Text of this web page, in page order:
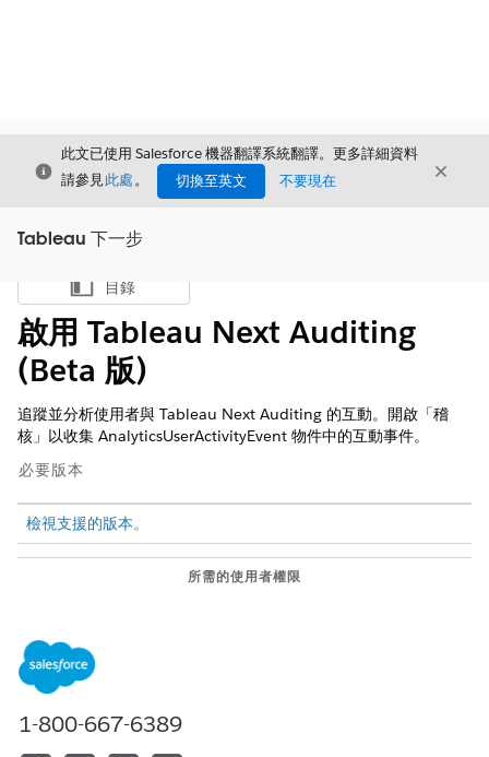
結束
此文已使用 Salesforce 機器翻譯系統翻譯。更多詳細資料
請參見此處。 切換至英文 不要現在 結束
Tableau 下一步
顯示目錄
目錄
啟用 Tableau Next Auditing
(Beta 版)
追蹤並分析使用者與 Tableau Next Auditing 的互動。開啟「稽
核」以收集 AnalyticsUserActivityEvent 物件中的互動事件。
必要版本
檢視支援的版本。
所需的使用者權限
Auditing:
1-800-667-6389